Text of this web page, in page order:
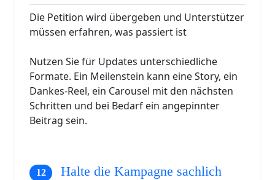
Die Petition wird übergeben und Unterstützer
müssen erfahren, was passiert ist
Nutzen Sie für Updates unterschiedliche
Formate. Ein Meilenstein kann eine Story, ein
Dankes-Reel, ein Carousel mit den nächsten
Schritten und bei Bedarf ein angepinnter
Beitrag sein.
Halte die Kampagne sachlich